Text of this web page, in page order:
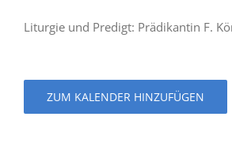
Liturgie und Predigt: Prädikantin F.
ZUM KALENDER HINZUFÜGEN